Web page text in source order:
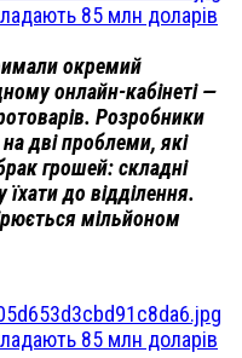
85 млн доларів
окремий
онлайн-кабінеті —
Розробники
дві проблеми, які
грошей: складні
їхати до відділення.
мільйоном
85 млн доларів